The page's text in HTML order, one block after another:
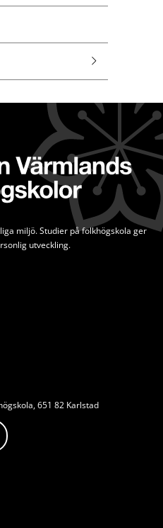
miljö. Studier på folkhögskola ger
utveckling.
651 82 Karlstad